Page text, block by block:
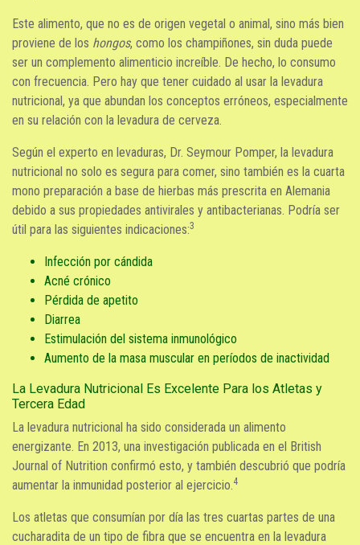
Este alimento, que no es de origen vegetal o animal, sino más bien
proviene de los hongos, como los champiñones, sin duda puede
ser un complemento alimenticio increíble. De hecho, lo consumo
con frecuencia. Pero hay que tener cuidado al usar la levadura
nutricional, ya que abundan los conceptos erróneos, especialmente
en su relación con la levadura de cerveza.
Según el experto en levaduras, Dr. Seymour Pomper, la levadura
nutricional no solo es segura para comer, sino también es la cuarta
mono preparación a base de hierbas más prescrita en Alemania
debido a sus propiedades antivirales y antibacterianas. Podría ser
útil para las siguientes indicaciones:3
Infección por cándida
Acné crónico
Pérdida de apetito
Diarrea
Estimulación del sistema inmunológico
Aumento de la masa muscular en períodos de inactividad
La Levadura Nutricional Es Excelente Para los Atletas y
Tercera Edad
La levadura nutricional ha sido considerada un alimento
energizante. En 2013, una investigación publicada en el British
Journal of Nutrition confirmó esto, y también descubrió que podría
aumentar la inmunidad posterior al ejercicio.4
Los atletas que consumían por día las tres cuartas partes de una
cucharadita de un tipo de fibra que se encuentra en la levadura